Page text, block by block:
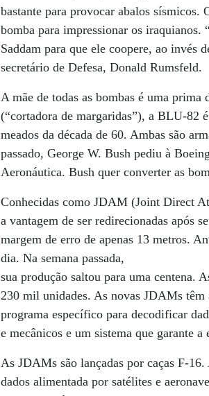
bastante para provocar abalos
bomba para impressionar os iraquianos.
Saddam para que ele coopere, ao invés
secretário de Defesa, Donald Rumsfeld.
A mãe de todas as bombas é uma
(“cortadora de margaridas”), a BLU-82
meados da década de 60. Ambas são
passado, George W. Bush pediu à
Aeronáutica. Bush quer converter as
Conhecidas como JDAM (Joint Direct
a vantagem de ser redirecionadas após
margem de erro de apenas 13 metros.
dia. Na semana passada,
sua produção saltou para uma centena.
230 mil unidades. As novas JDAMs têm
programa específico para decodificar
e mecânicos e um sistema que garante
As JDAMs são lançadas por caças F-
dados alimentada por satélites e